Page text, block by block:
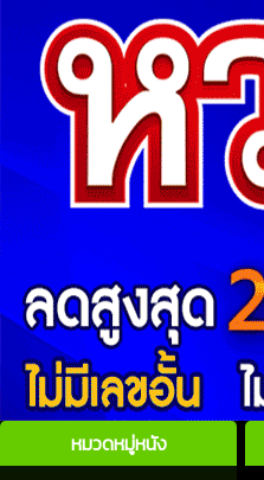
หมวดหมู่หนัง